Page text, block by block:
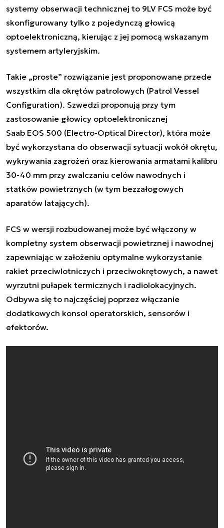
systemy obserwacji technicznej to 9LV FCS może być
skonfigurowany tylko z pojedynczą głowicą
optoelektroniczną, kierując z jej pomocą wskazanym
systemem artyleryjskim.
Takie „proste” rozwiązanie jest proponowane przede
wszystkim dla okrętów patrolowych (Patrol Vessel
Configuration). Szwedzi proponują przy tym
zastosowanie głowicy optoelektronicznej
Saab EOS 500 (Electro-Optical Director), która może
być wykorzystana do obserwacji sytuacji wokół okrętu,
wykrywania zagrożeń oraz kierowania armatami kalibru
30-40 mm przy zwalczaniu celów nawodnych i
statków powietrznych (w tym bezzałogowych
aparatów latających).
FCS w wersji rozbudowanej może być włączony w
kompletny system obserwacji powietrznej i nawodnej
zapewniając w założeniu optymalne wykorzystanie
rakiet przeciwlotniczych i przeciwokrętowych, a nawet
wyrzutni pułapek termicznych i radiolokacyjnych.
Odbywa się to najczęściej poprzez włączanie
dodatkowych konsol operatorskich, sensorów i
efektorów.